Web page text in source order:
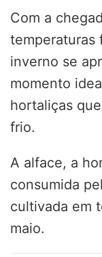
Com a
temperaturas
inverno se
momento
hortaliças
frio.
A alface, a
consumida
cultivada em
maio.